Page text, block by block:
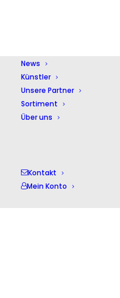
News
Künstler
Unsere Partner
Sortiment
Über uns
Kontakt
Mein Konto